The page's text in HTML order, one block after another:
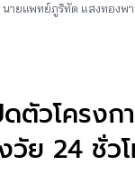
นายแพทย์ภูริทัต แสงทองพ
วโครงกา
วัย 24 ชั่ว